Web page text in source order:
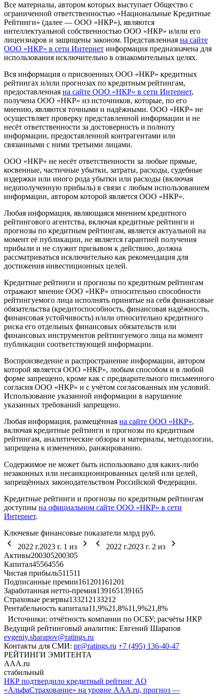
Все материалы, автором которых выступает Общество с
ограниченной ответственностью «Национальные Кредитные
Рейтинги» (далее — ООО «НКР»), являются
интеллектуальной собственностью ООО «НКР» и/или его
лицензиаров и защищены законом. Представленная на сайте
ООО «НКР» в сети Интернет информация предназначена для
использования исключительно в ознакомительных целях.
Вся информация о присвоенных ООО «НКР» кредитных
рейтингах и/или прогнозах по кредитным рейтингам,
предоставленная на сайте ООО «НКР» в сети Интернет,
получена ООО «НКР» из источников, которые, по его
мнению, являются точными и надёжными. ООО «НКР» не
осуществляет проверку представленной информации и не
несёт ответственности за достоверность и полноту
информации, предоставленной контрагентами или
связанными с ними третьими лицами.
ООО «НКР» не несёт ответственности за любые прямые,
косвенные, частичные убытки, затраты, расходы, судебные
издержки или иного рода убытки или расходы (включая
недополученную прибыль) в связи с любым использованием
информации, автором которой является ООО «НКР».
Любая информация, являющаяся мнением кредитного
рейтингового агентства, включая кредитные рейтинги и
прогнозы по кредитным рейтингам, является актуальной на
момент её публикации, не является гарантией получения
прибыли и не служит призывом к действию, должна
рассматриваться исключительно как рекомендация для
достижения инвестиционных целей.
Кредитные рейтинги и прогнозы по кредитным рейтингам
отражают мнение ООО «НКР» относительно способности
рейтингуемого лица исполнять принятые на себя финансовые
обязательства (кредитоспособность, финансовая надёжность,
финансовая устойчивость) и/или относительно кредитного
риска его отдельных финансовых обязательств или
финансовых инструментов рейтингуемого лица на момент
публикации соответствующей информации.
Воспроизведение и распространение информации, автором
которой является ООО «НКР», любым способом и в любой
форме запрещено, кроме как с предварительного письменного
согласия ООО «НКР» и с учётом согласованных им условий.
Использование указанной информации в нарушение
указанных требований запрещено.
Любая информация, размещённая на сайте ООО «НКР»,
включая кредитные рейтинги и прогнозы по кредитным
рейтингам, аналитические обзоры и материалы, методологии,
запрещена к изменению, ранжированию.
Содержимое не может быть использовано для каких-либо
незаконных или несанкционированных целей или целей,
запрещённых законодательством Российской Федерации.
Кредитные рейтинги и прогнозы по кредитным рейтингам
доступны на официальном сайте ООО «НКР» в сети
Интернет.
Ключевые финансовые показатели млрд руб.
2022 г.2023 г. 1 из 2022 г.2023 г. 2 из
Активы200305200305
Капитал45564556
Чистая прибыль511 511
Подписанные премии161 201161 201
Заработанная нетто-премия139165139165
Страховые резервы133212133212
Рентабельность капитала11,9%21,8%11,9%21,8%
Источники: отчётность компании по ОСБУ; расчёты НКР
Ведущий рейтинговый аналитик: Евгений Шарапов
evgeniy.sharapov@ratings.ru
Контакты для СМИ: pr@ratings.ru +7 (495) 136-40-47
РЕЙТИНГИ ЭМИТЕНТА
AAA.ru
стабильный
НКР подтвердило кредитный рейтинг AО
«АльфаСтрахование» на уровне AAA.ru, прогноз —